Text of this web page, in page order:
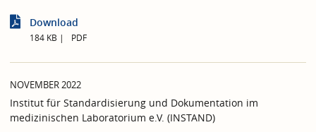
Download
184 KB PDF
NOVEMBER 2022
Institut für Standardisierung und Dokumentation im
medizinischen Laboratorium e.V. (INSTAND)